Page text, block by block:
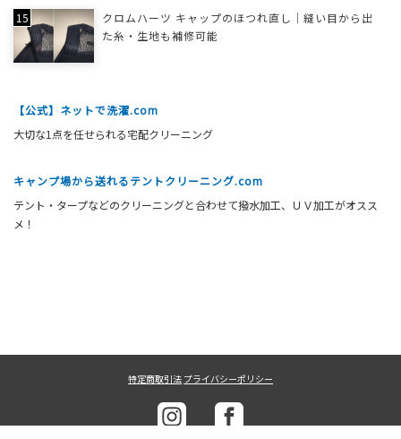
クロムハーツ キャップのほつれ直し｜縫い目から出
た糸・生地も補修可能
【公式】ネットで洗濯.com
大切な1点を任せられる宅配クリーニング
キャンプ場から送れるテントクリーニング.com
テント・タープなどのクリーニングと合わせて撥水加工、ＵＶ加工がオスス
メ！
特定商取引法 プライバシーポリシー